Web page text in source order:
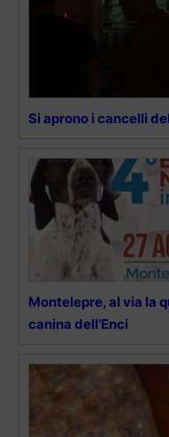
Si aprono i cancelli
Montelepre, al via la
canina dell’Enci